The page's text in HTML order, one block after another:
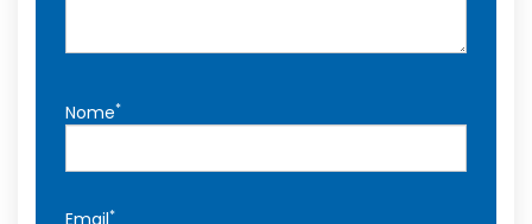
Nome*
*